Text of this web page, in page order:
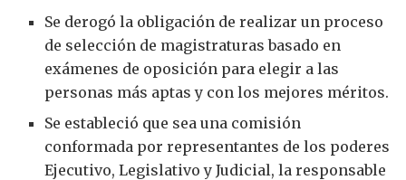
Se derogó la obligación de realizar un proceso
de selección de magistraturas basado en
exámenes de oposición para elegir a las
personas más aptas y con los mejores méritos.
Se estableció que sea una comisión
conformada por representantes de los poderes
Ejecutivo, Legislativo y Judicial, la responsable